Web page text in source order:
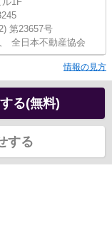
第23657号
全日本不動産協会
情報の見方
る(無料)
する